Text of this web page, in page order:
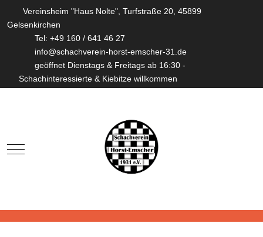
Vereinsheim "Haus Nolte", Turfstraße 20, 45899
Gelsenkirchen
Tel: +49 160 / 641 46 27
info@schachverein-horst-emscher-31.de
geöffnet Dienstags & Freitags ab 16:30 -
Schachinteressierte & Kiebitze willkommen
Mobile Menu Toggle